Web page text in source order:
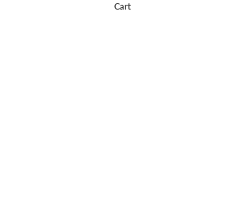
Cart